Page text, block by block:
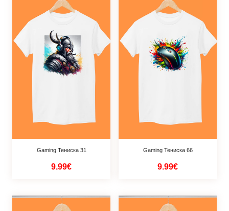
Gaming Тениска 31
9.99€
Gaming Тениска 66
9.99€